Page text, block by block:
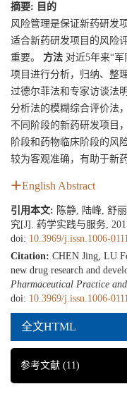
摘要: 目的
风险管理是保证新药研发
适合新药研发项目的风险
重要。 方法 对近5年来“
项目进行分析，归纳、整
过德尔菲法和专家访谈法
分析法的模糊综合评价法
不同阶段的新药研发项目
阶段和药物临床阶段的风
较为客观准确，有助于新
English Abstract
引用本文: 陈静, 陆峰, 舒
究[J]. 药学实践与服务,
doi: 10.3969/j.issn.1006-
Citation: CHEN Jing, LU
new drug research and
Pharmaceutical Practice
doi: 10.3969/j.issn.1006-
全文HTML
参考文献 (11)